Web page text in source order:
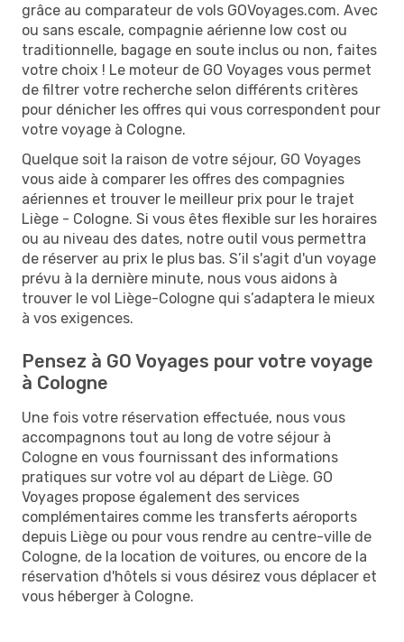
grâce au comparateur de vols GOVoyages.com. Avec
ou sans escale, compagnie aérienne low cost ou
traditionnelle, bagage en soute inclus ou non, faites
votre choix ! Le moteur de GO Voyages vous permet
de filtrer votre recherche selon différents critères
pour dénicher les offres qui vous correspondent pour
votre voyage à Cologne.
Quelque soit la raison de votre séjour, GO Voyages
vous aide à comparer les offres des compagnies
aériennes et trouver le meilleur prix pour le trajet
Liège - Cologne. Si vous êtes flexible sur les horaires
ou au niveau des dates, notre outil vous permettra
de réserver au prix le plus bas. S’il s'agit d'un voyage
prévu à la dernière minute, nous vous aidons à
trouver le vol Liège-Cologne qui s’adaptera le mieux
à vos exigences.
Pensez à GO Voyages pour votre voyage
à Cologne
Une fois votre réservation effectuée, nous vous
accompagnons tout au long de votre séjour à
Cologne en vous fournissant des informations
pratiques sur votre vol au départ de Liège. GO
Voyages propose également des services
complémentaires comme les transferts aéroports
depuis Liège ou pour vous rendre au centre-ville de
Cologne, de la location de voitures, ou encore de la
réservation d'hôtels si vous désirez vous déplacer et
vous héberger à Cologne.